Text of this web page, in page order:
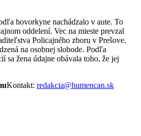
hovorkyne nachádzalo v aute. To
oddelení. Vec na mieste prevzal
Policajného zboru v Prešove.
na osobnej slobode. Podľa
sa žena údajne obávala toho, že jej
Kontakt: redakcia@humencan.sk